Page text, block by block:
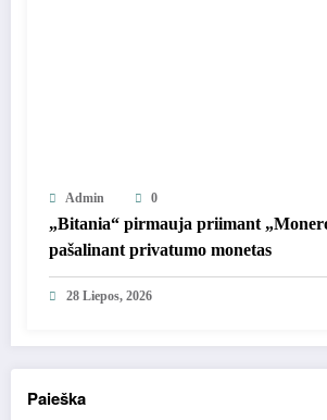
Admin 0
„Bitania“ pirmauja priimant
pašalinant privatumo monetas
28 Liepos, 2026
Paieška